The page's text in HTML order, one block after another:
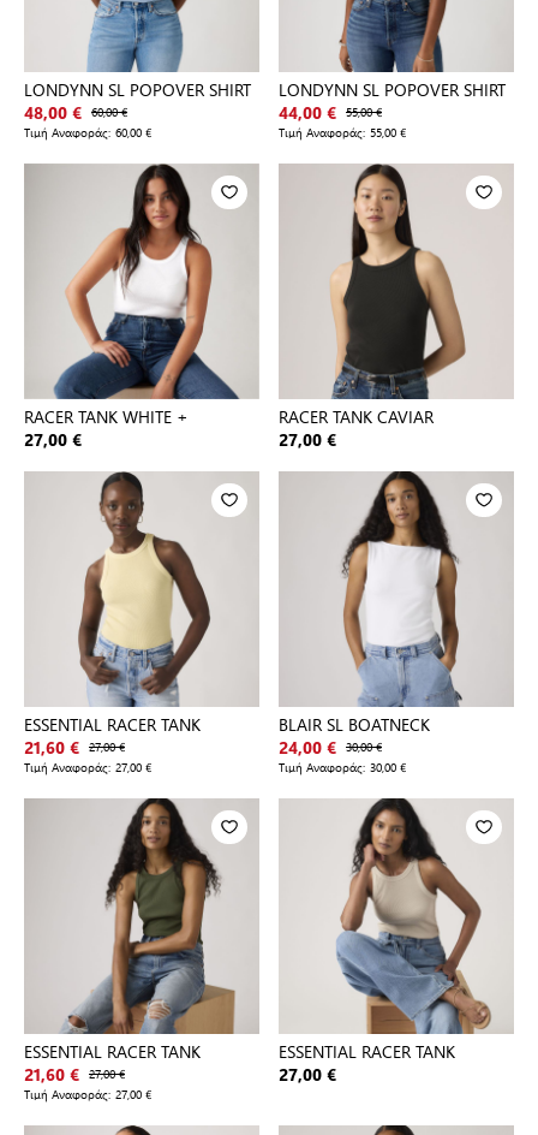
LONDYNN SL POPOVER SHIRT
48,00 € 60,00 €
Τιμή Αναφοράς: 60,00 €
LONDYNN SL POPOVER SHIRT
44,00 € 55,00 €
Τιμή Αναφοράς: 55,00 €
RACER TANK WHITE +
27,00 €
RACER TANK CAVIAR
27,00 €
ESSENTIAL RACER TANK
21,60 € 27,00 €
Τιμή Αναφοράς: 27,00 €
BLAIR SL BOATNECK
24,00 € 30,00 €
Τιμή Αναφοράς: 30,00 €
ESSENTIAL RACER TANK
21,60 € 27,00 €
Τιμή Αναφοράς: 27,00 €
ESSENTIAL RACER TANK
27,00 €